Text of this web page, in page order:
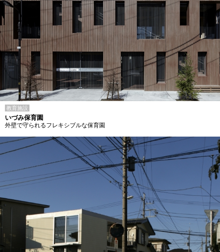
教育施設
いづみ保育園
外壁で守られるフレキシブルな保育園